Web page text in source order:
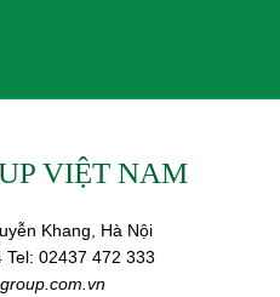
VIỆT NAM
Khang, Hà Nội
Tel: 02437 472 333